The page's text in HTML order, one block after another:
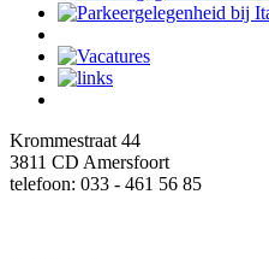
Krommestraat 44
3811 CD Amersfoort
telefoon: 033 - 461 56 85